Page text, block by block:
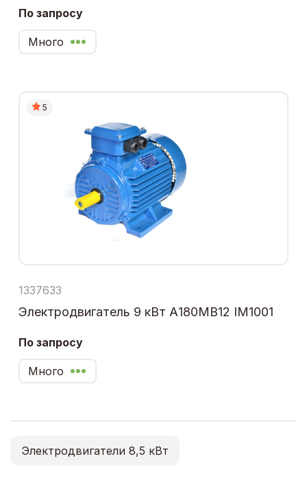
По запросу
Много
5
1337633
Электродвигатель 9 кВт А180МВ12 IM1001
По запросу
Много
Электродвигатели 8,5 кВт